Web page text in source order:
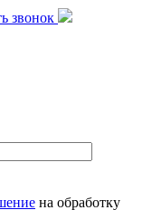
звонок
на обработку